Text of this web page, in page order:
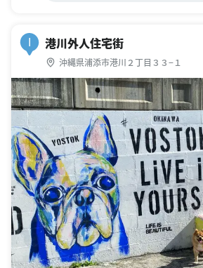
I 港川外人住宅街
沖縄県浦添市港川２丁目３３−１